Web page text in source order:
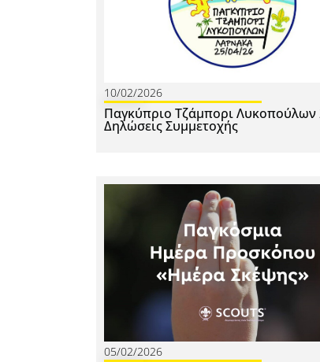
10/02/2026
Παγκύπριο Τζάμπορι Λυκοπούλων
Δηλώσεις Συμμετοχής
05/02/2026